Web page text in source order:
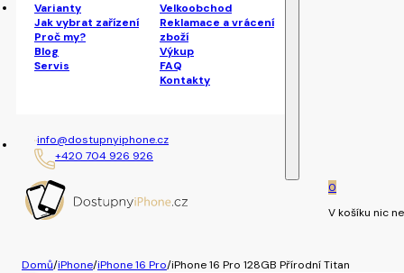
Varianty
Jak vybrat zařízení
Proč my?
Blog
Servis
Velkoobchod
Reklamace a vrácení
zboží
Výkup
FAQ
Kontakty
info@dostupnyiphone.cz
+420 704 926 926
0
V košíku nic
Domů/iPhone/iPhone 16 Pro/iPhone 16 Pro 128GB Přírodní Titan